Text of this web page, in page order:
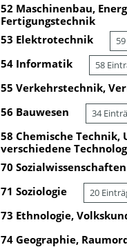
52 Maschinenbau,
Fertigungstechnik
53 Elektrotechnik
54 Informatik 58
55 Verkehrstechnik,
56 Bauwesen 34
58 Chemische
verschiedene
70
71 Soziologie 20
73 Ethnologie,
74 Geographie,